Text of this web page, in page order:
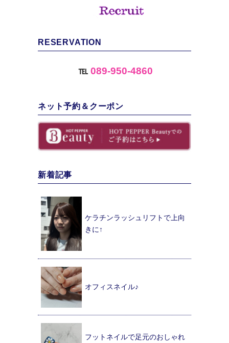
RESERVATION
℡ 089-950-4860
ネット予約＆クーポン
新着記事
ケラチンラッシュリフトで上向
きに↑
オフィスネイル♪
フットネイルで足元のおしゃれ